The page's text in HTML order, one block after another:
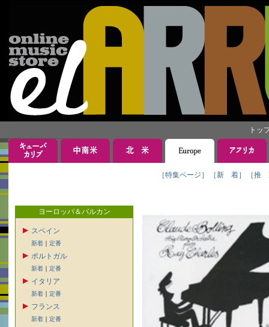
トッ
［特集ページ］ ［新 着］ ［推
ヨーロッパ＆バルカン
スペイン
新着 ｜ 定番
ポルトガル
新着 ｜ 定番
イタリア
新着 ｜ 定番
フランス
新着 ｜ 定番